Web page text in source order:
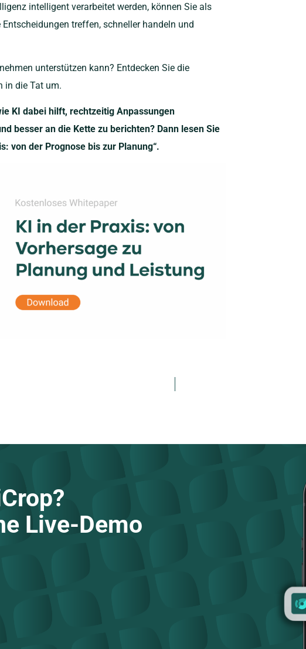
intelligent verarbeitet werden, können Sie als
treffen, schneller handeln und
unterstützen kann? Entdecken Sie die
in die Tat um.
KI dabei hilft, rechtzeitig Anpassungen
besser an die Kette zu berichten? Dann lesen Sie
von der Prognose bis zur Planung“.
Live-Demo